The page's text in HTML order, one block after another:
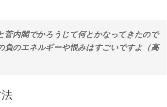
内閣でかろうじて何とかなってきたので
負のエネルギーや恨みはすごいですよ（高